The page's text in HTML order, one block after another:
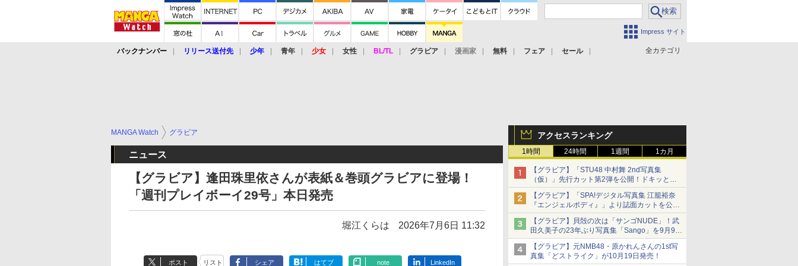
Impress サイト
全カテゴリ
バックナンバー リリース送付先 少年 青年 少女 女性 BL/TL グラビア 漫画家 無料 フェア セール
アクセスランキング
1時間 24時間 1週間 1カ月
【グラビア】「STU48 中村舞 2nd写真集
（仮）」先行カット第2弾を公開！ドキッとす
るランジェリーカットなど新たな挑戦
【グラビア】「SPA!デジタル写真集 江籠裕奈
『エンジェルボディ』」より誌面カットを公
開！
【グラビア】貝殻の次は「サンゴNUDE」！武
田久美子の23年ぶり写真集「Sango」を9月9日
に発売
【グラビア】元NMB48・原かれんさんの1st写
真集「どストライク」が10月19日発売！
MANGA Watch グラビア
ニュース
【グラビア】逢田珠里依さんが表紙＆巻頭グラビアに登場！
「週刊プレイボーイ29号」本日発売
堀江くらは 2026年7月6日 11:32
ポスト リスト シェア はてブ note LinkedIn